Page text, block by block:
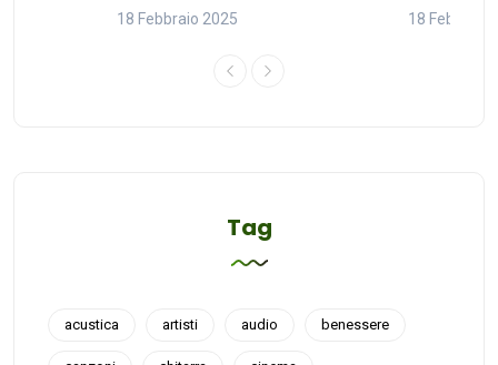
18 Febbraio 2025 18 Febbraio
Tag
acustica artisti audio benessere